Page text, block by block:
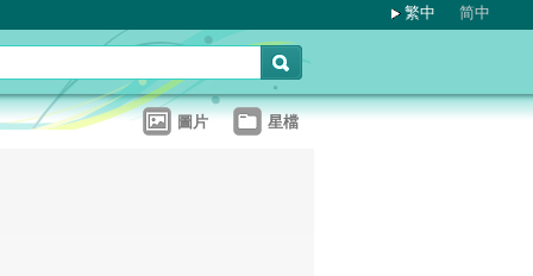
繁中 简中
圖片 星檔